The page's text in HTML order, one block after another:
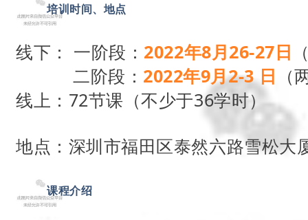
01 培训时间、地点
线下： 一阶段： 2022年8月26-27日
二阶段： 2022年9月2-3 日 （
线上：72节课（不少于36学时）
地点： 深圳市福田区泰然六路雪松大
02 课程介绍